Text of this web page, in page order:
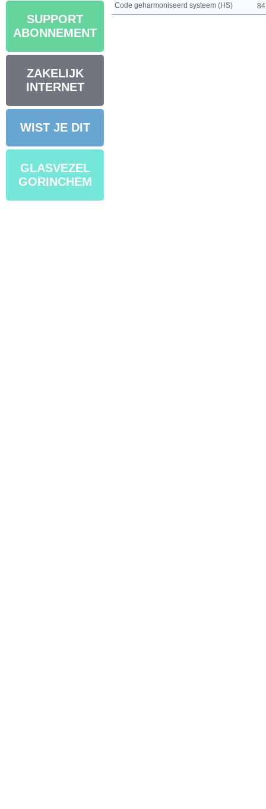
SUPPORT
ABONNEMENT
ZAKELIJK
INTERNET
WIST JE DIT
GLASVEZEL
GORINCHEM
Code geharmoniseerd systeem (HS)